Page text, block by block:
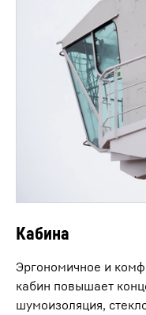
Кабина
Эргономичное и
кабин повышает
шумоизоляция,